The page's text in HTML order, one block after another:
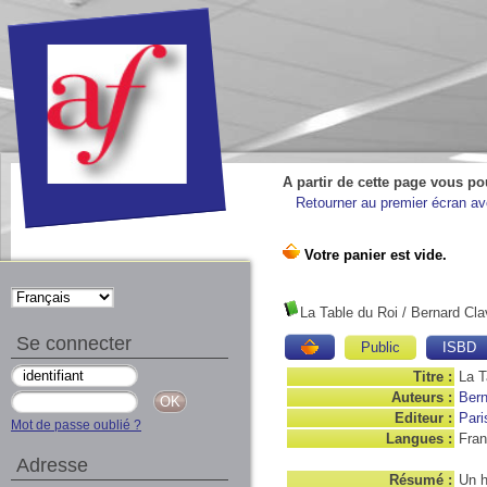
A partir de cette page vous
Retourner au premier écran
La Table du Roi / Bernard
Public
ISBD
Titre : La
Auteurs :
Editeur :
Langues :
Résumé : Un
Se connecter
Mot de passe oublié ?
Adresse